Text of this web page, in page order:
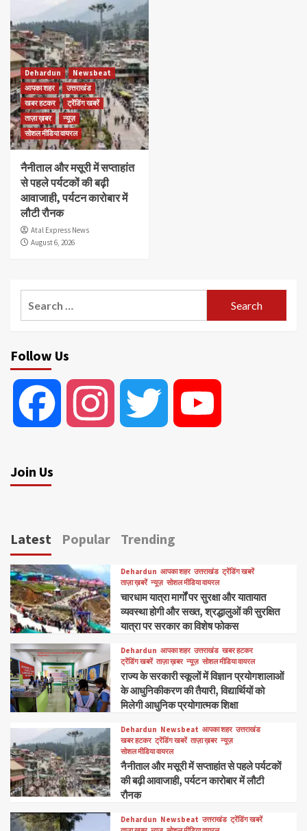
Dehardun
Newsbeat
आपका शहर
उत्तराखंड
खबर हटकर
ट्रेंडिंग खबरें
ताज़ा ख़बर
न्यूज़
सोशल मीडिया वायरल
नैनीताल और मसूरी में सप्ताहांत
से पहले पर्यटकों की बढ़ी
आवाजाही, पर्यटन कारोबार में
लौटी रौनक
Atal Express News
August 6, 2026
Follow Us
Facebook Instagram Twitter
Join Us
Latest Popular Trending
Dehardun आपका शहर उत्तराखंड ट्रेंडिंग खबरें
ताज़ा ख़बरें न्यूज़ सोशल मीडिया वायरल
चारधाम यात्रा मार्गों पर सुरक्षा और यातायात
व्यवस्था होगी और सख्त, श्रद्धालुओं की सुरक्षित
यात्रा पर सरकार का विशेष फोकस
Dehardun आपका शहर उत्तराखंड खबर हटकर
ट्रेंडिंग खबरें ताज़ा ख़बर न्यूज़ सोशल मीडिया वायरल
राज्य के सरकारी स्कूलों में विज्ञान प्रयोगशालाओं
के आधुनिकीकरण की तैयारी, विद्यार्थियों को
मिलेगी आधुनिक प्रयोगात्मक शिक्षा
Dehardun Newsbeat आपका शहर उत्तराखंड
खबर हटकर ट्रेंडिंग खबरें ताज़ा ख़बर न्यूज़
सोशल मीडिया वायरल
नैनीताल और मसूरी में सप्ताहांत से पहले पर्यटकों
की बढ़ी आवाजाही, पर्यटन कारोबार में लौटी
रौनक
Dehardun Newsbeat उत्तराखंड ट्रेंडिंग खबरें